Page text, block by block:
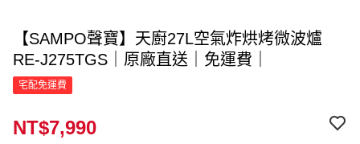
【SAMPO聲寶】天廚27L空氣炸烘烤微波爐
RE-J275TGS｜原廠直送｜免運費｜
宅配免運費
NT$7,990